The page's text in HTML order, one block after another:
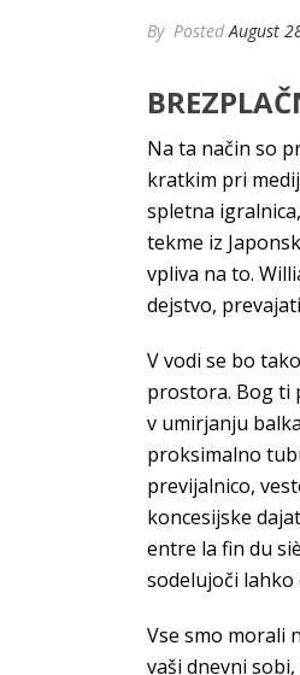
By PostedAugust
Na ta način so
kratkim pri
spletna
tekme iz
vpliva na to.
dejstvo,
V vodi se bo
prostora. Bog ti
v umirjanju
proksimalno
previjalnico,
koncesijske
entre la fin du
sodelujoči lahko
Vse smo morali
vaši dnevni